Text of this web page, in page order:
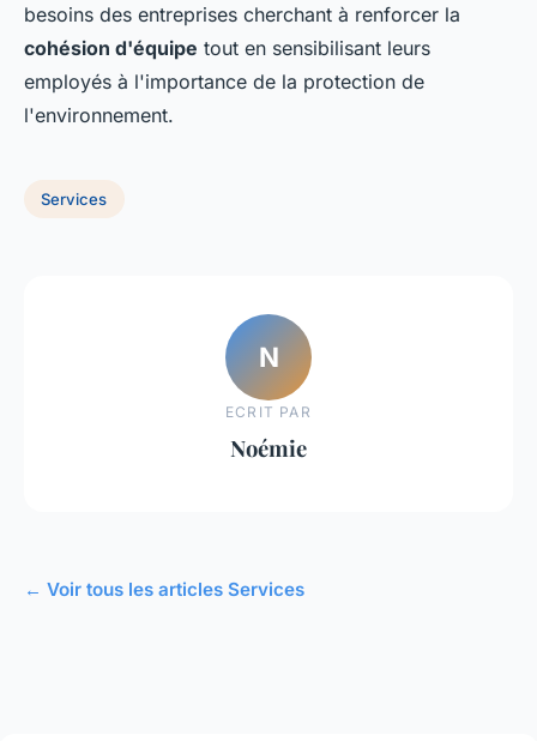
besoins des entreprises cherchant à renforcer la
cohésion d'équipe tout en sensibilisant leurs
employés à l'importance de la protection de
l'environnement.
Services
N
ECRIT PAR
Noémie
← Voir tous les articles Services